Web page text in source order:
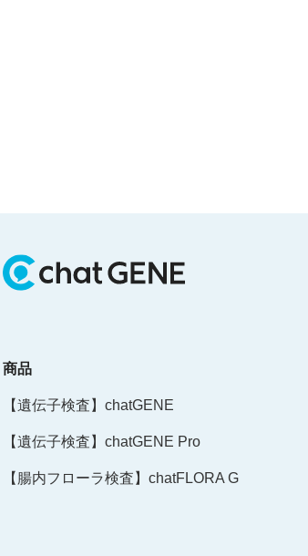
商品
【遺伝子検査】chatGENE
【遺伝子検査】chatGENE Pro
【腸内フローラ検査】chatFLORA G